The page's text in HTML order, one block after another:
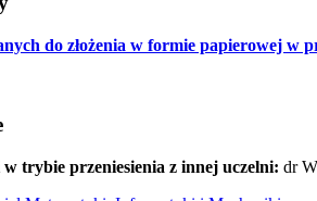
do złożenia w formie papierowej w
trybie przeniesienia z innej uczelni: dr